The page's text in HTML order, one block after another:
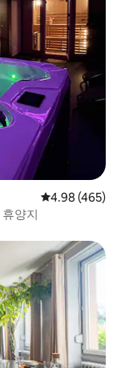
평점 4.98점(5
4.98 (465)
양지